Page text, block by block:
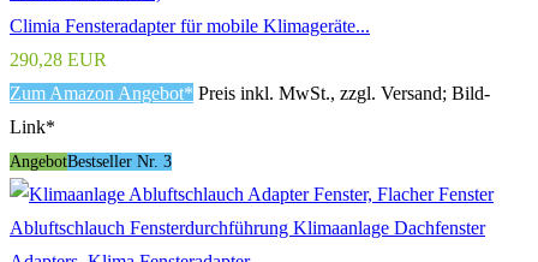
Climia Fensteradapter für mobile Klimageräte...
290,28 EUR
Zum Amazon Angebot* Preis inkl. MwSt., zzgl. Versand; Bild-
Link*
AngebotBestseller Nr. 3